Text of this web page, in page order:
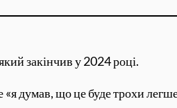
закінчив у 2024 році.
думав, що це буде трохи